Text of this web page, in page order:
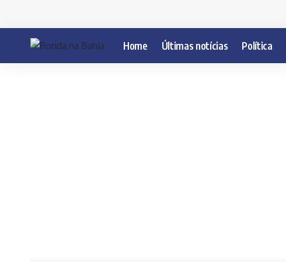
Home Últimas notícias Política